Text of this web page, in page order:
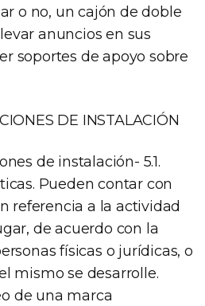
o no, un cajón de doble
anuncios en sus
soportes de apoyo sobre
DE INSTALACIÓN
de instalación- 5.1.
Pueden contar con
referencia a la actividad
de acuerdo con la
físicas o jurídicas, o
mismo se desarrolle.
de una marca